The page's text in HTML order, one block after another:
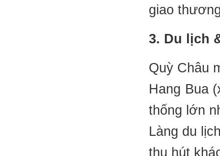
giao
3. Du lịch
Quỳ Châu
Hang Bua
thống lớn
Làng du
thu hút